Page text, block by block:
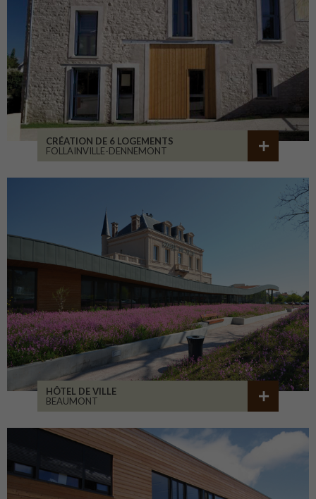
CRÉATION DE 6 LOGEMENTS
FOLLAINVILLE-DENNEMONT
HÔTEL DE VILLE
BEAUMONT